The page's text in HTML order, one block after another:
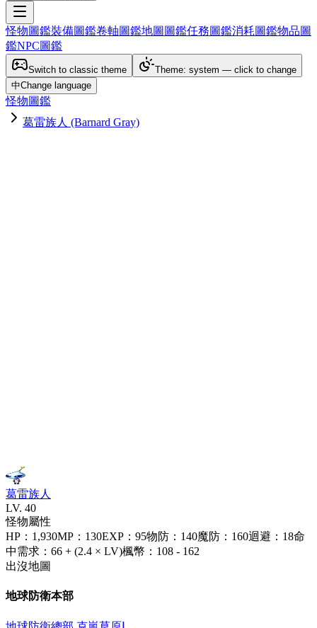
怪物圖鑑裝備圖鑑卷軸圖鑑地圖圖鑑任務圖鑑消耗圖鑑物品圖
鑑NPC圖鑑
Switch to classic theme
Theme: system — click to change
中Change language
怪物圖鑑
葛雷族人 (Barnard Gray)
葛雷族人
LV. 40
怪物屬性
HP ： 1,930MP ： 130EXP ： 95物防 ： 140魔防 ： 160迴避 ： 18命
中需求 ： 66 + (2.4 × LV)楓幣 ： 108 - 162
出沒地圖
地球防衛本部